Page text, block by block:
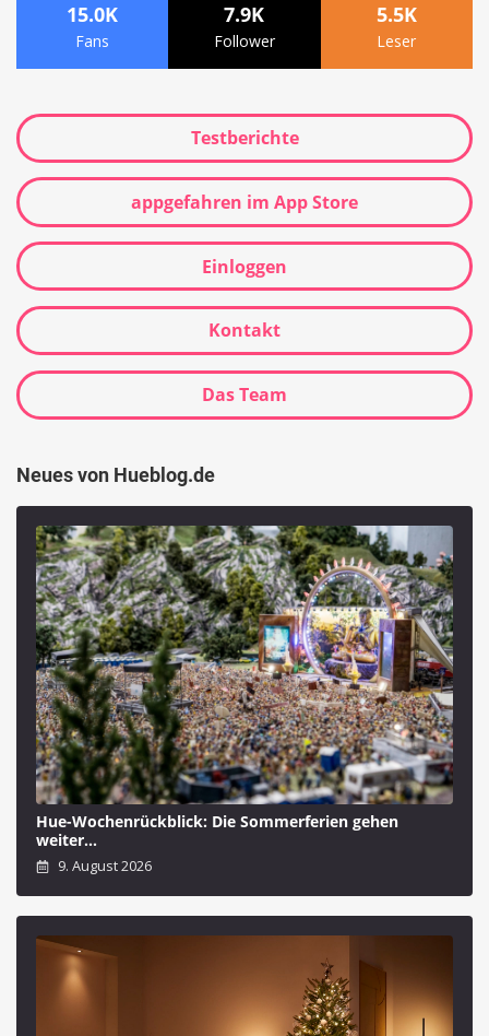
15.0K
Fans
7.9K
Follower
5.5K
Leser
Testberichte
appgefahren im App Store
Einloggen
Kontakt
Das Team
Neues von Hueblog.de
Hue-Wochenrückblick: Die Sommerferien gehen
weiter…
9. August 2026